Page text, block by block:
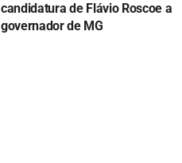
candidatura de Flávio Roscoe a
governador de MG